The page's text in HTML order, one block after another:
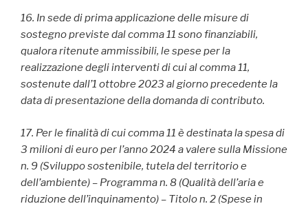
16. In sede di prima applicazione delle misure di
sostegno previste dal comma 11 sono finanziabili,
qualora ritenute ammissibili, le spese per la
realizzazione degli interventi di cui al comma 11,
sostenute dall’1 ottobre 2023 al giorno precedente la
data di presentazione della domanda di contributo.
17. Per le finalità di cui comma 11 è destinata la spesa di
3 milioni di euro per l’anno 2024 a valere sulla Missione
n. 9 (Sviluppo sostenibile, tutela del territorio e
dell’ambiente) – Programma n. 8 (Qualità dell’aria e
riduzione dell’inquinamento) – Titolo n. 2 (Spese in